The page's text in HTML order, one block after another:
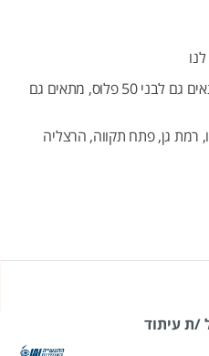
גם לבני 50 פלוס,
מתאים גם
רמת גן,פתח תקווה, הרצליה
/ת עיתוד